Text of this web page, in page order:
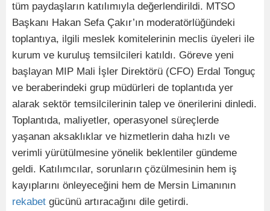
tüm paydaşların katılımıyla değerlendirildi. MTSO
Başkanı Hakan Sefa Çakır’ın moderatörlüğündeki
toplantıya, ilgili meslek komitelerinin meclis üyeleri ile
kurum ve kuruluş temsilcileri katıldı. Göreve yeni
başlayan MIP Mali İşler Direktörü (CFO) Erdal Tonguç
ve beraberindeki grup müdürleri de toplantıda yer
alarak sektör temsilcilerinin talep ve önerilerini dinledi.
Toplantıda, maliyetler, operasyonel süreçlerde
yaşanan aksaklıklar ve hizmetlerin daha hızlı ve
verimli yürütülmesine yönelik beklentiler gündeme
geldi. Katılımcılar, sorunların çözülmesinin hem iş
kayıplarını önleyeceğini hem de Mersin Limanının
rekabet gücünü artıracağını dile getirdi.